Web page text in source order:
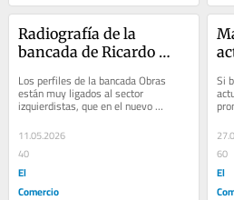
Radiografía de la
bancada de Ricardo
aliados de Roberto
Sánchez y Antauro
Los perfiles de la bancada Obras
están muy ligados al sector
izquierdistas, que en el nuevo
Parlamento tendrá en su bloque a
Juntos por el Perú y...
11.05.2026
40
El
Comercio
Si
60
El